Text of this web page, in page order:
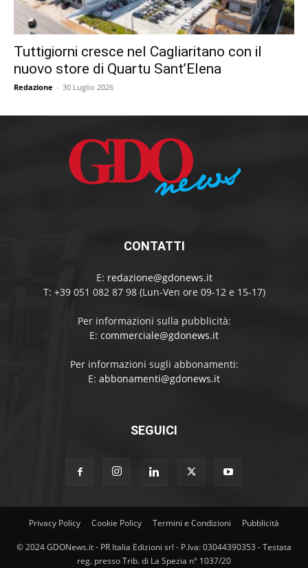
Tuttigiorni cresce nel Cagliaritano con il
nuovo store di Quartu Sant’Elena
Redazione - 30 Luglio 2026
CONTATTI
E: redazione@gdonews.it
T: +39 051 082 87 98 (Lun-Ven ore 09-12 e 15-17)
Per informazioni sulla pubblicità:
E: commerciale@gdonews.it
Per informazioni sugli abbonamenti:
E: abbonamenti@gdonews.it
SEGUICI
Privacy Policy Cookie Policy Termini e Condizioni Pubblicità
© 2024 GDONews.it - PR Italia Edizioni srl - P.Iva: 03044390353 - Testata
reg. presso Trib. di La Spezia n° 1037/20